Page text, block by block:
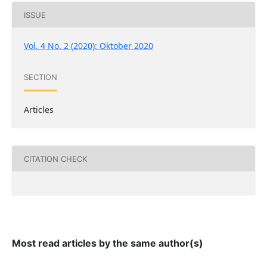
ISSUE
Vol. 4 No. 2 (2020): Oktober 2020
SECTION
Articles
CITATION CHECK
Most read articles by the same author(s)